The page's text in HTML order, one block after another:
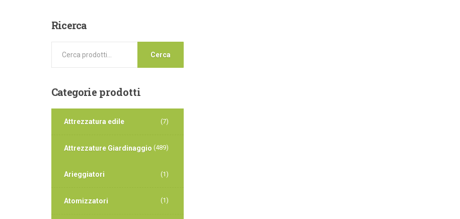
Ricerca
Cerca
Categorieprodotti
Attrezzatura edile (7)
Attrezzature Giardinaggio (489)
Arieggiatori (1)
Atomizzatori (1)